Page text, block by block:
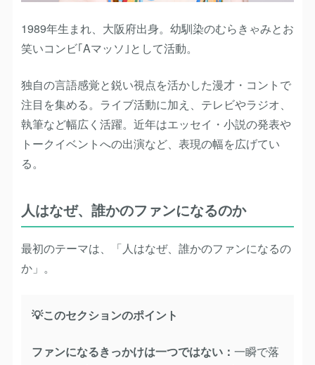
1989年生まれ、大阪府出身。幼馴染のむらきゃみとお
笑いコンビ｢Aマッソ｣として活動。
独自の言語感覚と鋭い視点を活かした漫才・コントで
注目を集める。ライブ活動に加え、テレビやラジオ、
執筆など幅広く活躍。近年はエッセイ・小説の発表や
トークイベントへの出演など、表現の幅を広げてい
る。
人はなぜ、誰かのファンになるのか
最初のテーマは、「人はなぜ、誰かのファンになるの
か」。
💡このセクションのポイント
ファンになるきっかけは一つではない： 一瞬で落